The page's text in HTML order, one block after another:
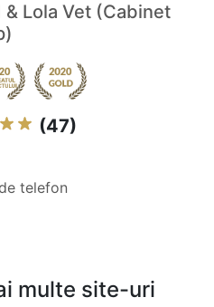
Lola Vet (Cabinet
(47)
telefon
multe site-uri